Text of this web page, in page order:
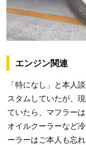
エンジン関連
「特になし」と本人
スタムしていたが、
ていたら、マフラー
オイルクーラーなど
ーラーはご本人も忘れ